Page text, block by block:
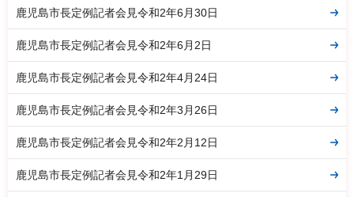
鹿児島市長定例記者会見令和2年6月30日
鹿児島市長定例記者会見令和2年6月2日
鹿児島市長定例記者会見令和2年4月24日
鹿児島市長定例記者会見令和2年3月26日
鹿児島市長定例記者会見令和2年2月12日
鹿児島市長定例記者会見令和2年1月29日